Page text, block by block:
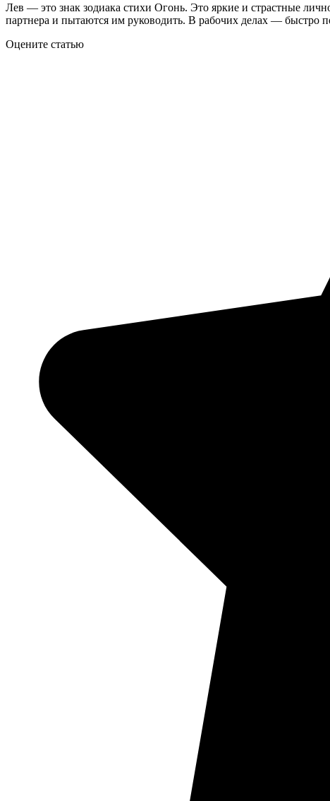
Лев — это знак зодиака стихи Огонь. Это яркие и страстные
партнера и пытаются им руководить. В рабочих делах — быстро
Оцените статью